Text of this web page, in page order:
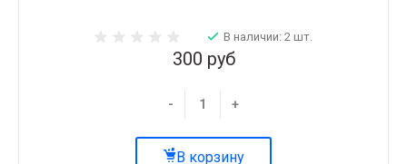
В наличии: 2 шт.
300 руб
- +
В корзину